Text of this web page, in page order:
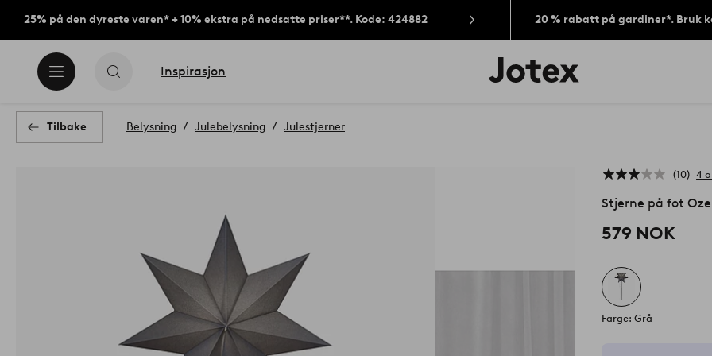
25% på den dyreste varen* + 10% ekstra på nedsatte priser**. Kode: 424882 20 % rabatt på gardiner*. Bruk
Inspirasjon
Jotex’
logo
Tilbake Belysning Julebelysning Julestjerner
10 4
Stjerne på fot
579 NOK
Farge: Grå